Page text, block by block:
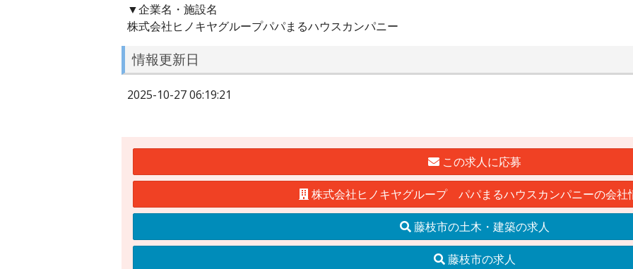
▼企業名・施設名
株式会社ヒノキヤグループパパまるハウスカンパニー
情報更新日
2025-10-27 06:19:21
この求人に応募
株式会社ヒノキヤグループ パパまるハウスカンパニーの会社
藤枝市の土木・建築の求人
藤枝市の求人